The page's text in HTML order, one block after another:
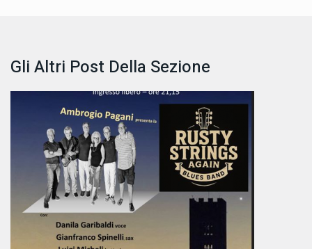
Gli Altri Post Della Sezione